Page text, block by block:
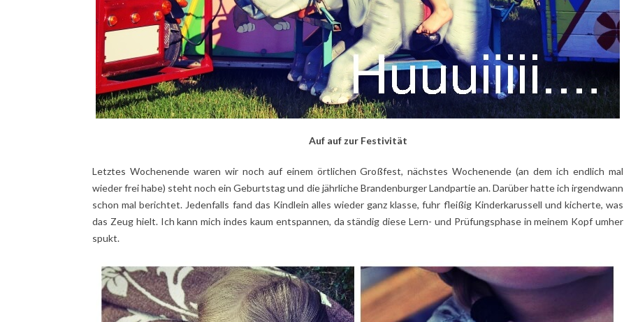
Auf auf zur Festivität
Letztes Wochenende waren wir noch auf einem örtlichen Großfest, nächstes Wochenende (an dem ich endlich mal
wieder frei habe) steht noch ein Geburtstag und die jährliche Brandenburger Landpartie an. Darüber hatte ich irgendwann
schon mal berichtet. Jedenfalls fand das Kindlein alles wieder ganz klasse, fuhr fleißig Kinderkarussell und kicherte, was
das Zeug hielt. Ich kann mich indes kaum entspannen, da ständig diese Lern- und Prüfungsphase in meinem Kopf umher
spukt.